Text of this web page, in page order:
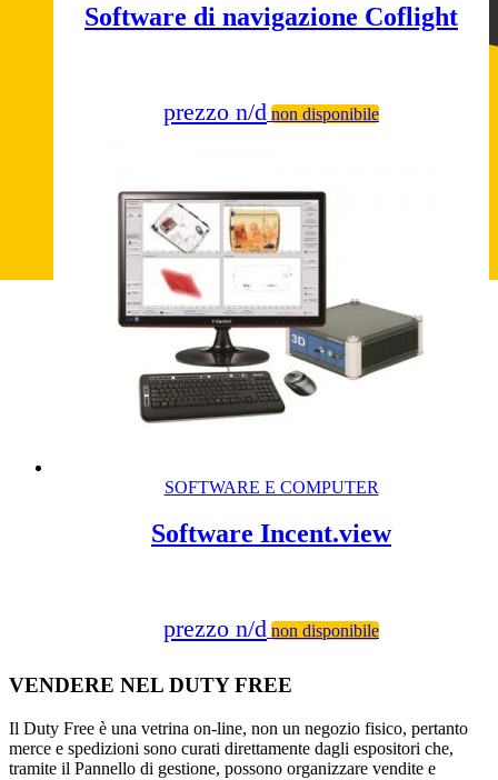
Software di navigazione Coflight
prezzo n/d non disponibile
SOFTWARE E COMPUTER
Software Incent.view
prezzo n/d non disponibile
VENDERE NEL DUTY FREE
Il Duty Free è una vetrina on-line, non un negozio fisico, pertanto
merce e spedizioni sono curati direttamente dagli espositori che,
tramite il Pannello di gestione, possono organizzare vendite e